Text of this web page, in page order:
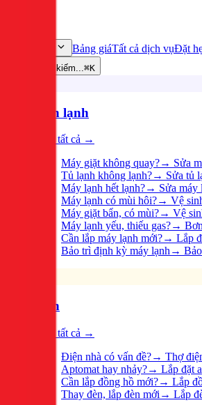
Bảng giáTất cả dịch vụĐặt
Tìm kiếm...⌘K
Điện lạnh
Xem tất cả →
Máy giặt không quay?→ Sửa
Tủ lạnh không lạnh?→ Sửa tủ
Máy lạnh hết lạnh?→ Sửa máy
Máy lạnh có mùi hôi?→ Vệ
Máy giặt bẩn, có mùi?→ Vệ
Máy lạnh yếu, thiếu gas?→
Cần lắp máy lạnh mới?→ Lắp
Bảo trì định kỳ máy lạnh→
Điện
Xem tất cả →
Điện nhà có vấn đề?→ Thợ
Aptomat hay nhảy?→ Lắp đặt
Cần lắp đồng hồ mới?→ Lắp
Thay đèn, lắp đèn mới → Lắp